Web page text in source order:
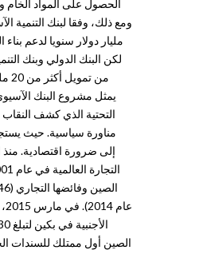
الحصول على المواد
مليار دولار سنويا لدعم بناء
لكن البنك الدولي وبنك
من
يمثل مشروع البنك
مناورة سياسية. حيث
إلى ضرورة اقتصادية.
الصين أول ممتلك للسندات